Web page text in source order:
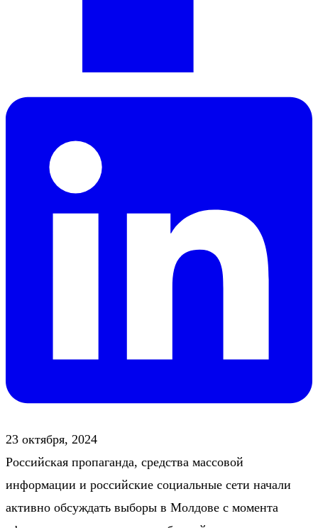
23 октября, 2024
Российская пропаганда, средства массовой
информации и российские социальные сети начали
активно обсуждать выборы в Молдове с момента